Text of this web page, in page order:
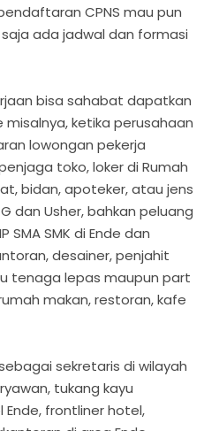
CPNS mau pun
saja ada jadwal dan formasi
bisa sahabat dapatkan
misalnya, ketika perusahaan
lowongan pekerja
toko, loker di Rumah
bidan, apoteker, atau jens
dan Usher, bahkan peluang
SMA SMK di Ende dan
desainer, penjahit
tenaga lepas maupun part
makan, restoran, kafe
sekretaris di wilayah
tukang kayu
frontliner hotel,